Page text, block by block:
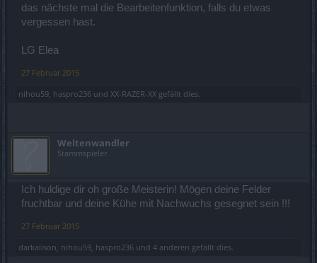
das nächste mal die Bearbeitenfunktion, falls du etwas
vergessen hast.
LG Elea
27 Februar 2015
nihou59 haspro236 und XX-RAZER-XX gefällt dies.
Weltenwandler
Stammspieler
Ich huldige dir oh große Meisterin! Mögen deine Felder
fruchtbar und deine Kühe mit Nachwuchs gesegnet sein !!!
27 Februar 2015
darkalison nihou59 haspro236 und 4 anderen gefällt dies.